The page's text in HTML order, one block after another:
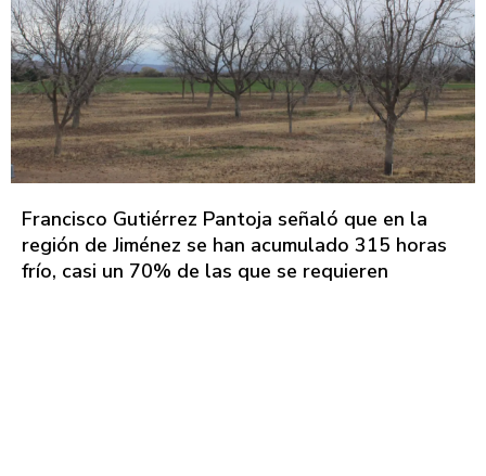
Francisco Gutiérrez Pantoja señaló que en la
región de Jiménez se han acumulado 315 horas
frío, casi un 70% de las que se requieren